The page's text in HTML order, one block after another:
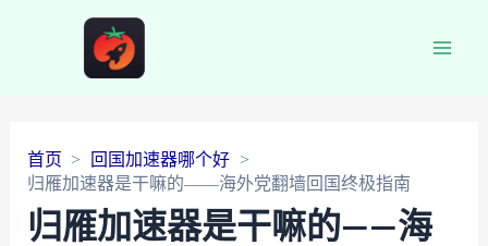
首页
回国加速器哪个好
归雁加速器是干嘛的——海外党翻墙回国终极指南
归雁加速器是干嘛的——海